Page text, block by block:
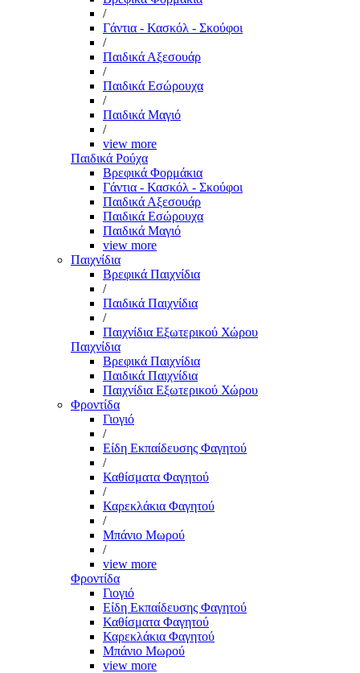
/
Γάντια - Κασκόλ - Σκούφοι
/
Παιδικά Αξεσουάρ
/
Παιδικά Εσώρουχα
/
Παιδικά Μαγιό
/
view more
Παιδικά Ρούχα
Βρεφικά Φορμάκια
Γάντια - Κασκόλ - Σκούφοι
Παιδικά Αξεσουάρ
Παιδικά Εσώρουχα
Παιδικά Μαγιό
view more
Παιχνίδια
Βρεφικά Παιχνίδια
/
Παιδικά Παιχνίδια
/
Παιχνίδια Εξωτερικού Χώρου
Παιχνίδια
Βρεφικά Παιχνίδια
Παιδικά Παιχνίδια
Παιχνίδια Εξωτερικού Χώρου
Φροντίδα
Γιογιό
/
Είδη Εκπαίδευσης Φαγητού
/
Καθίσματα Φαγητού
/
Καρεκλάκια Φαγητού
/
Μπάνιο Μωρού
/
view more
Φροντίδα
Γιογιό
Είδη Εκπαίδευσης Φαγητού
Καθίσματα Φαγητού
Καρεκλάκια Φαγητού
Μπάνιο Μωρού
view more